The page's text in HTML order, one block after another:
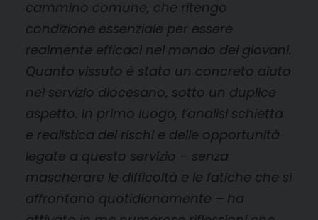
cammino comune, che ritengo
condizione essenziale per essere
realmente efficaci nel mondo dei giovani.
Quanto vissuto è stato un concreto aiuto
nel servizio diocesano, sotto un duplice
aspetto. In primo luogo, l’analisi schietta
e realistica dei rischi e delle opportunità
legate a questo servizio – senza
mascherare le difficoltà e le fatiche che si
affrontano quotidianamente – ha